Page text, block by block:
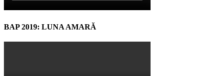
BAP 2019: LUNA AMARĂ